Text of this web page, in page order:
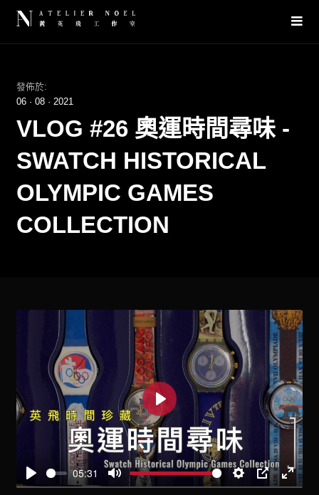
發佈於:
06 · 08 · 2021
VLOG #26 奧運時間尋味 -
SWATCH HISTORICAL
OLYMPIC GAMES
COLLECTION
Play
05:31
Mute SettingsPIP
Enter
Play